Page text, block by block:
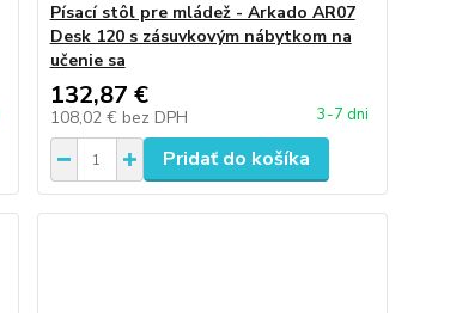
Písací stôl pre mládež - Arkado AR07
Desk 120 s zásuvkovým nábytkom na
učenie sa
132,87 €
108,02 € bez DPH 3-7 dni
Pridať do košíka